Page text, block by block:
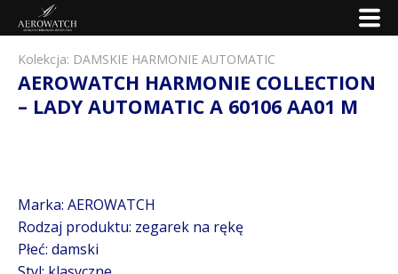
Kolekcja: DAMSKIE HARMONIE AUTOMATIC
AEROWATCH HARMONIE COLLECTION
– LADY AUTOMATIC A 60106 AA01 M
Marka: AEROWATCH
Rodzaj produktu: zegarek na rękę
Płeć: damski